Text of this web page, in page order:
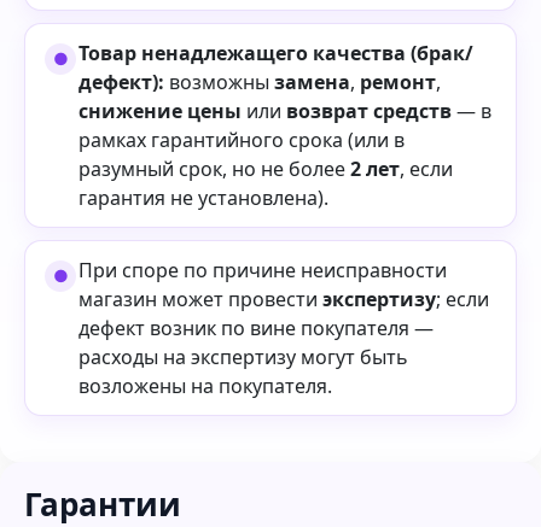
Товар ненадлежащего качества (брак/
дефект): возможны замена, ремонт,
снижение цены или возврат средств— в
рамках гарантийного срока (или в
разумный срок, но не более2 лет, если
гарантия не установлена).
При споре по причине неисправности
магазин может провести экспертизу; если
дефект возник по вине покупателя —
расходы на экспертизу могут быть
возложены на покупателя.
Гарантии